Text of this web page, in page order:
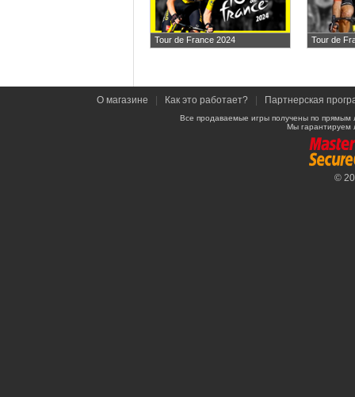
Tour de France 2024 Tour de
О магазине Как это работает? Партнерская
Все продаваемые игры получены по
Мы гарантируем
©